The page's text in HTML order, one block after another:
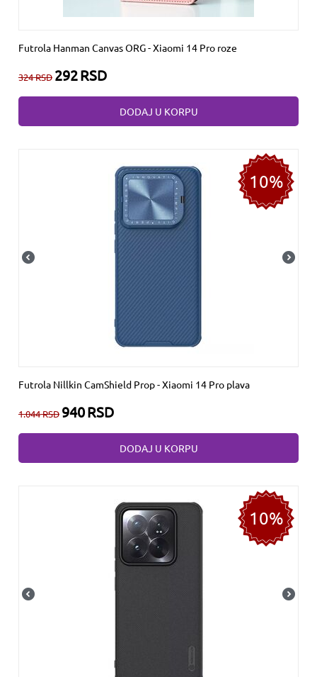
Futrola Hanman Canvas ORG - Xiaomi 14 Pro roze
324RSD 292RSD
DODAJ U KORPU
10%
Futrola Nillkin CamShield Prop - Xiaomi 14 Pro plava
1.044RSD 940RSD
DODAJ U KORPU
10%